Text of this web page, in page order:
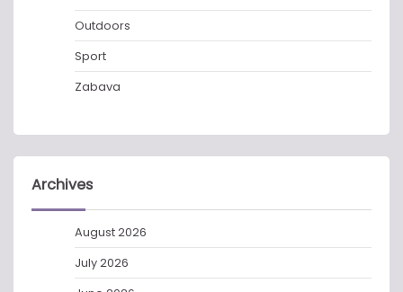
Outdoors
Sport
Zabava
Archives
August 2026
July 2026